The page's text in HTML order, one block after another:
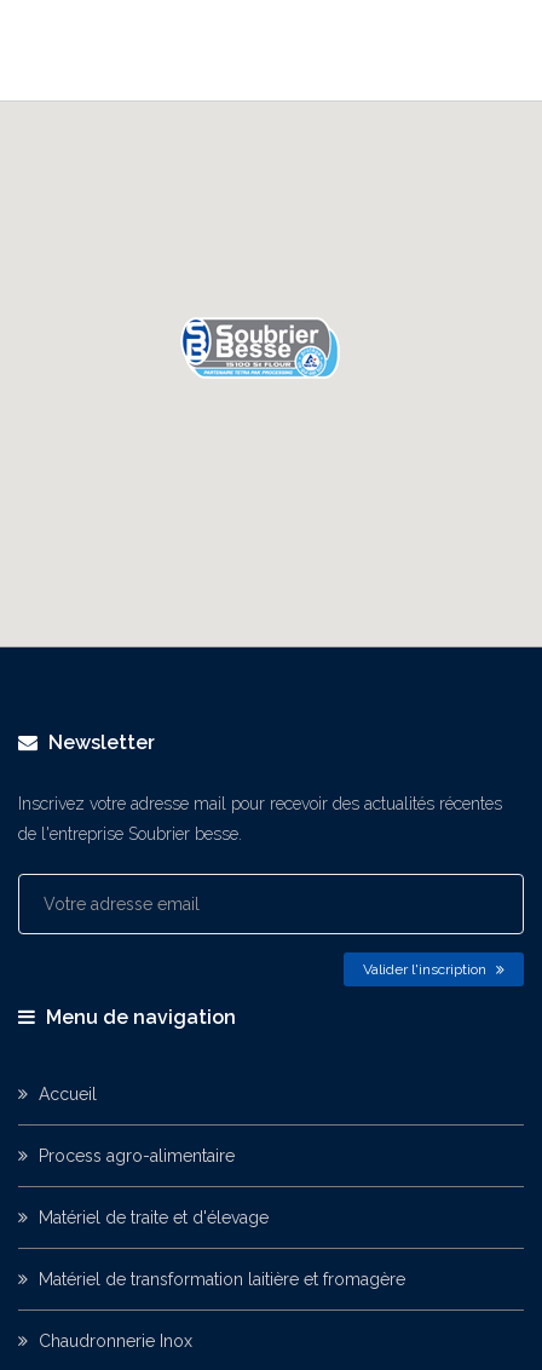
Newsletter
Inscrivez votre adresse mail pour recevoir des actualités récentes
de l'entreprise Soubrier besse.
Valider l'inscription
Menu de navigation
Accueil
Process agro-alimentaire
Matériel de traite et d'élevage
Matériel de transformation laitière et fromagère
Chaudronnerie Inox